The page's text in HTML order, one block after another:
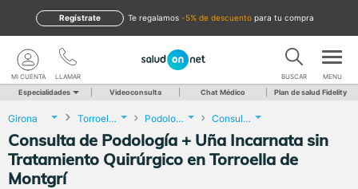
te regalamos -5% de descuento para tu compra
Regístrate
LLAMAR
MI CUENTA BUSCAR MENU
Especialidades Videoconsulta Chat Médico Plan de salud Fidelity
Girona Torroella de Montgrí Podología Consulta de Podología + Uña Incarnata sin Tratamiento Quirúrgico
Consulta de Podología + Uña Incarnata sin
Tratamiento Quirúrgico en Torroella de
Montgrí